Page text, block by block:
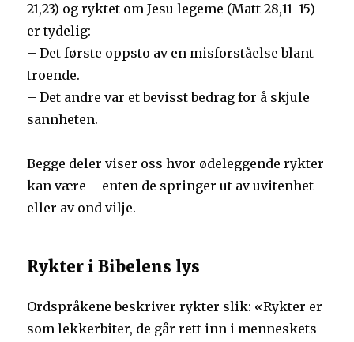
21,23) og ryktet om Jesu legeme (Matt 28,11–15)
er tydelig:
– Det første oppsto av en misforståelse blant
troende.
– Det andre var et bevisst bedrag for å skjule
sannheten.
Begge deler viser oss hvor ødeleggende rykter
kan være – enten de springer ut av uvitenhet
eller av ond vilje.
Rykter i Bibelens lys
Ordspråkene beskriver rykter slik: «Rykter er
som lekkerbiter, de går rett inn i menneskets